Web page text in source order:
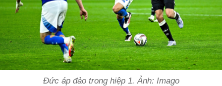
Đức áp đảo trong hiệp 1. Ảnh: Imago